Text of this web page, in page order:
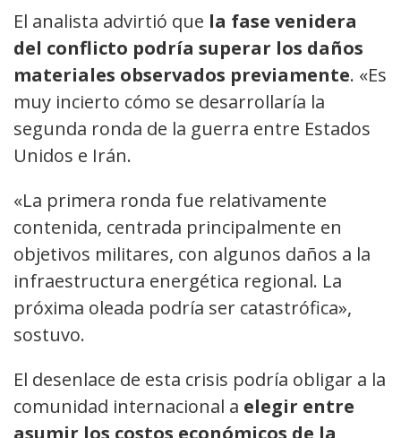
El analista advirtió que la fase venidera
del conflicto podría superar los daños
materiales observados previamente. «Es
muy incierto cómo se desarrollaría la
segunda ronda de la guerra entre Estados
Unidos e Irán.
«La primera ronda fue relativamente
contenida, centrada principalmente en
objetivos militares, con algunos daños a la
infraestructura energética regional. La
próxima oleada podría ser catastrófica»,
sostuvo.
El desenlace de esta crisis podría obligar a la
comunidad internacional a elegir entre